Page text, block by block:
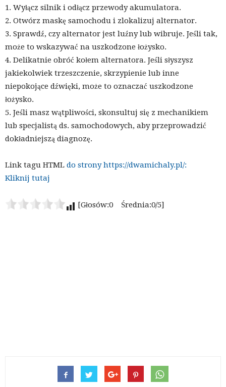
1. Wyłącz silnik i odłącz przewody akumulatora.
2. Otwórz maskę samochodu i zlokalizuj alternator.
3. Sprawdź, czy alternator jest luźny lub wibruje. Jeśli tak,
może to wskazywać na uszkodzone łożysko.
4. Delikatnie obróć kołem alternatora. Jeśli słyszysz
jakiekolwiek trzeszczenie, skrzypienie lub inne
niepokojące dźwięki, może to oznaczać uszkodzone
łożysko.
5. Jeśli masz wątpliwości, skonsultuj się z mechanikiem
lub specjalistą ds. samochodowych, aby przeprowadzić
dokładniejszą diagnozę.
Link tagu HTML do strony https://dwamichaly.pl/:
Kliknij tutaj
[Głosów:0 Średnia:0/5]